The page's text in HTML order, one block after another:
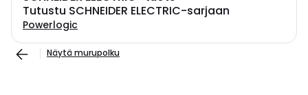
Tutustu SCHNEIDER ELECTRIC-sarjaan
Powerlogic
Näytä murupolku